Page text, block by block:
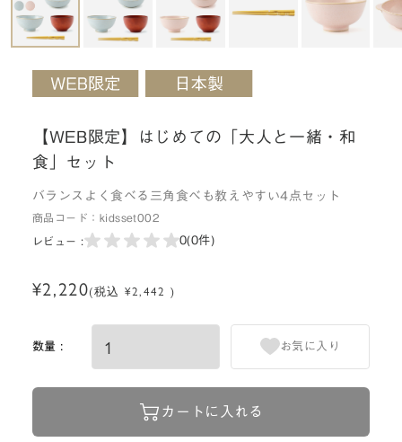
【WEB限定】はじめての「大人と一緒・和
食」セット
バランスよく食べる三角食べも教えやすい4点セット
商品コード： kidsset002
レビュー : 0(0件)
¥2,220(税込 ¥2,442 )
数量 :
カートに入れる
お気に入り